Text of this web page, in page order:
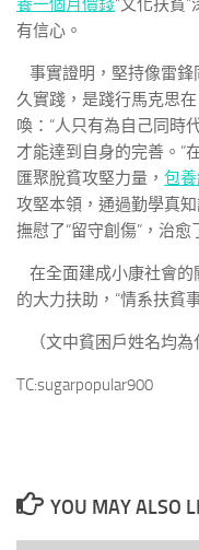
養一個月價錢“文化扶貧”
有信心。
事實證明，堅持像雷鋒
久實踐，是踐行馬克思
喚：“人只有為自己同時
才能達到自身的完善。”
匯聚脫貧攻堅力量， 包
攻堅本領，通過勤學真
撫慰了“留守創傷”，治愈
在全面建成小康社會的
的大力扶助，“情系扶貧
（文中貧困戶姓名均為
TC:sugarpopular900
YOU MAY ALSO